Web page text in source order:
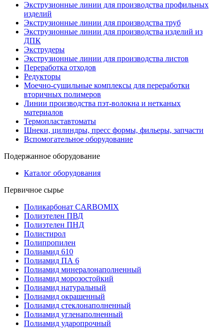
Экструзионные линии для производства профильных
изделий
Экструзионные линии для производства труб
Экструзионные линии для производства изделий из
ДПК
Экструдеры
Экструзионные линии для производства листов
Переработка отходов
Редукторы
Моечно-сушильные комплексы для переработки
вторичных полимеров
Линии производства пэт-волокна и нетканых
материалов
Термопластавтоматы
Шнеки, цилиндры, пресс формы, фильеры, запчасти
Вспомогательное оборудование
Подержанное оборудование
Каталог оборудования
Первичное сырье
Поликарбонат CARBOMIX
Полиэтелен ПВД
Полиэтелен ПНД
Полистирол
Полипропилен
Полиамид 610
Полиамид ПА 6
Полиамид минералонаполненный
Полиамид морозостойкий
Полиамид натуральный
Полиамид окрашенный
Полиамид стеклонаполненный
Полиамид угленаполненный
Полиамид ударопрочный